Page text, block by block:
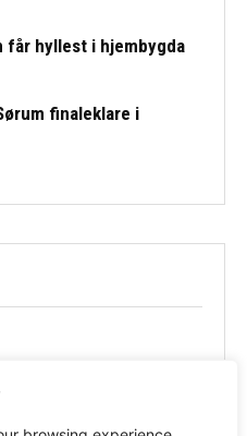
får hyllest i hjembygda
finaleklare i